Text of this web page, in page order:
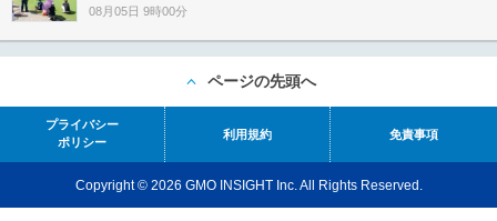
08月05日 9時00分
ページの先頭へ
プライバシー
ポリシー
利用規約 免責事項
Copyright © 2026 GMO INSIGHT Inc. All Rights Reserved.